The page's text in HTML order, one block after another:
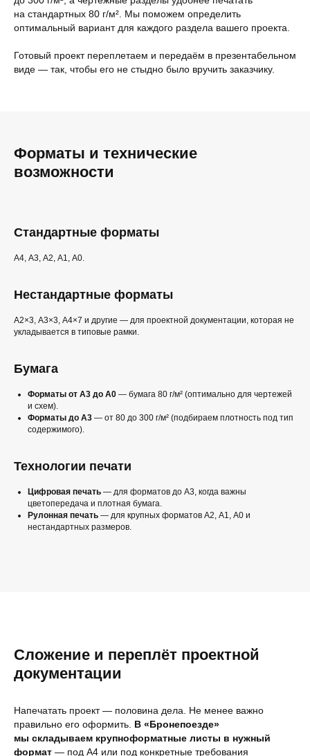
на стандартных 80 г/м². Мы поможем определить
оптимальный вариант для каждого раздела вашего проекта.
Готовый проект переплетаем и передаём в презентабельном
виде — так, чтобы его не стыдно было вручить заказчику.
Форматы и технические
возможности
Стандартные форматы
А4, А3, А2, А1, А0.
Нестандартные форматы
А2×3, А3×3, А4×7 и другие — для проектной документации, которая не
укладывается в типовые рамки.
Бумага
Форматы от А3 до А0 — бумага 80 г/м² (оптимально для чертежей
и схем).
Форматы до А3 — от 80 до 300 г/м² (подбираем плотность под тип
содержимого).
Технологии печати
Цифровая печать — для форматов до А3, когда важны
цветопередача и плотная бумага.
Рулонная печать — для крупных форматов А2, А1, А0 и
нестандартных размеров.
Сложение и переплёт проектной
документации
Напечатать проект — половина дела. Не менее важно
правильно его оформить. В «Бронепоезде»
мы складываем крупноформатные листы в нужный
формат — под А4 или под конкретные требования